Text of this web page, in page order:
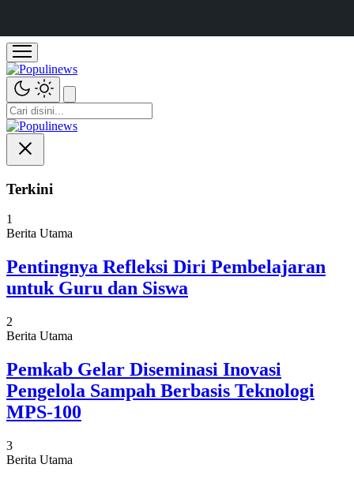
Terkini
1
Berita Utama
Pentingnya Refleksi Diri Pembelajaran
untuk Guru dan Siswa
2
Berita Utama
Pemkab Gelar Diseminasi Inovasi
Pengelola Sampah Berbasis Teknologi
MPS-100
3
Berita Utama